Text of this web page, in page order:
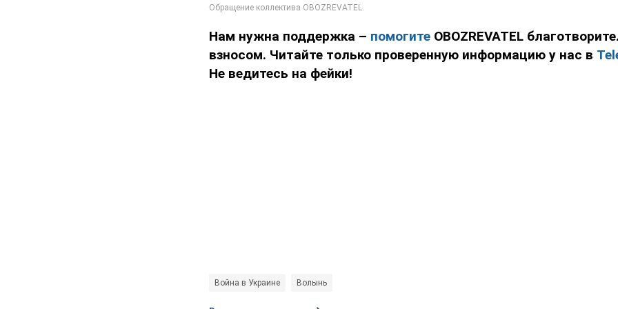
Нам нужна поддержка – помогите OBOZREVATEL
взносом. Читайте только проверенную информацию у нас в
Не ведитесь на фейки!
Война в Украине Волынь